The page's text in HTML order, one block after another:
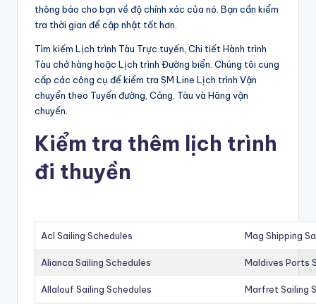
thông báo cho bạn về độ chính xác của nó. Bạn cần kiểm
tra thời gian để cập nhật tốt hơn.
Tìm kiếm Lịch trình Tàu Trực tuyến, Chi tiết Hành trình
Tàu chở hàng hoặc Lịch trình Đường biển. Chúng tôi cung
cấp các công cụ để kiểm tra SM Line Lịch trình Vận
chuyển theo Tuyến đường, Cảng, Tàu và Hãng vận
chuyển.
Kiểm tra thêm lịch trình
đi thuyền
Acl Sailing Schedules Mag Shipping
Alianca Sailing Schedules Maldives Ports
Allalouf Sailing Schedules Marfret Sailing